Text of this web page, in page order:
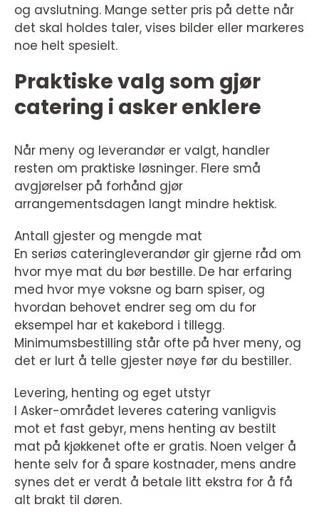
og avslutning. Mange setter pris på dette når
det skal holdes taler, vises bilder eller markeres
noe helt spesielt.
Praktiske valg som gjør
catering i asker enklere
Når meny og leverandør er valgt, handler
resten om praktiske løsninger. Flere små
avgjørelser på forhånd gjør
arrangementsdagen langt mindre hektisk.
Antall gjester og mengde mat
En seriøs cateringleverandør gir gjerne råd om
hvor mye mat du bør bestille. De har erfaring
med hvor mye voksne og barn spiser, og
hvordan behovet endrer seg om du for
eksempel har et kakebord i tillegg.
Minimumsbestilling står ofte på hver meny, og
det er lurt å telle gjester nøye før du bestiller.
Levering, henting og eget utstyr
I Asker-området leveres catering vanligvis
mot et fast gebyr, mens henting av bestilt
mat på kjøkkenet ofte er gratis. Noen velger å
hente selv for å spare kostnader, mens andre
synes det er verdt å betale litt ekstra for å få
alt brakt til døren.